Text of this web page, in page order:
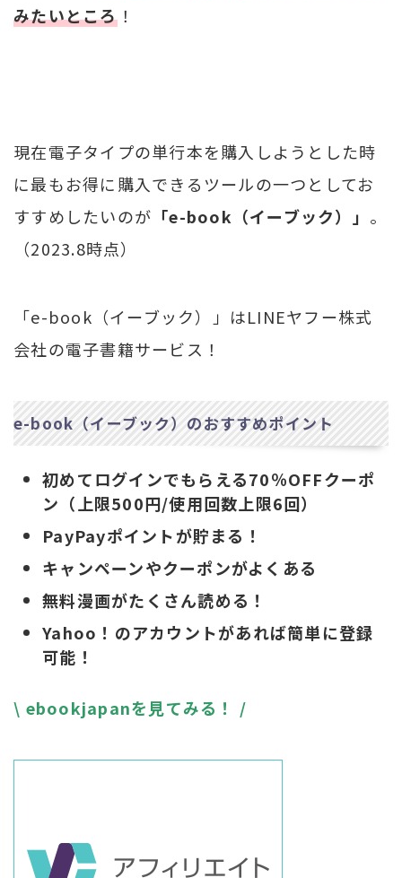
みたいところ！
現在電子タイプの単行本を購入しようとした時
に最もお得に購入できるツールの一つとしてお
すすめしたいのが 「e-book（イーブック）」 。
（2023.8時点）
「e-book（イーブック）」はLINEヤフー株式
会社の電子書籍サービス！
e-book（イーブック）のおすすめポイント
初めてログインでもらえる70％OFFクーポ
ン（上限500円/使用回数上限6回）
PayPayポイントが貯まる！
キャンペーンやクーポンがよくある
無料漫画がたくさん読める！
Yahoo！のアカウントがあれば簡単に登録
可能！
\ ebookjapanを見てみる！ /